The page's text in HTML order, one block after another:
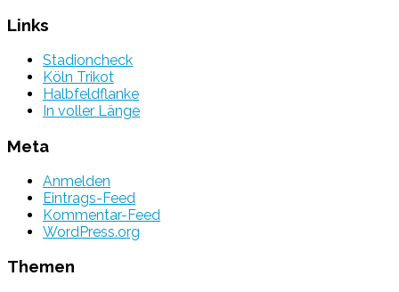
Links
Stadioncheck
Köln Trikot
Halbfeldflanke
In voller Länge
Meta
Anmelden
Eintrags-Feed
Kommentar-Feed
WordPress.org
Themen